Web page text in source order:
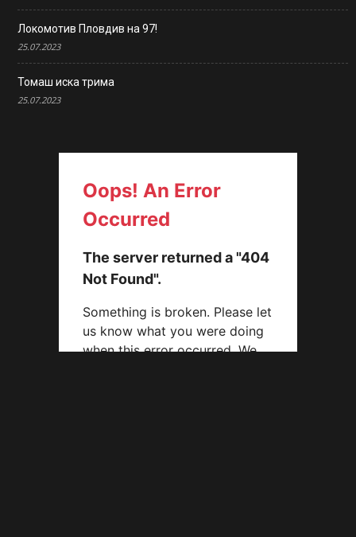
Локомотив Пловдив на 97!
25.07.2023
Томаш иска трима
25.07.2023